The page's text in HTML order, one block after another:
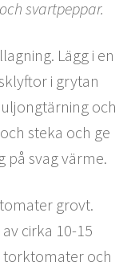
svartpeppar.
Lägg i en
i grytan
och
steka och ge
på svag värme.
grovt.
cirka 10-15
och